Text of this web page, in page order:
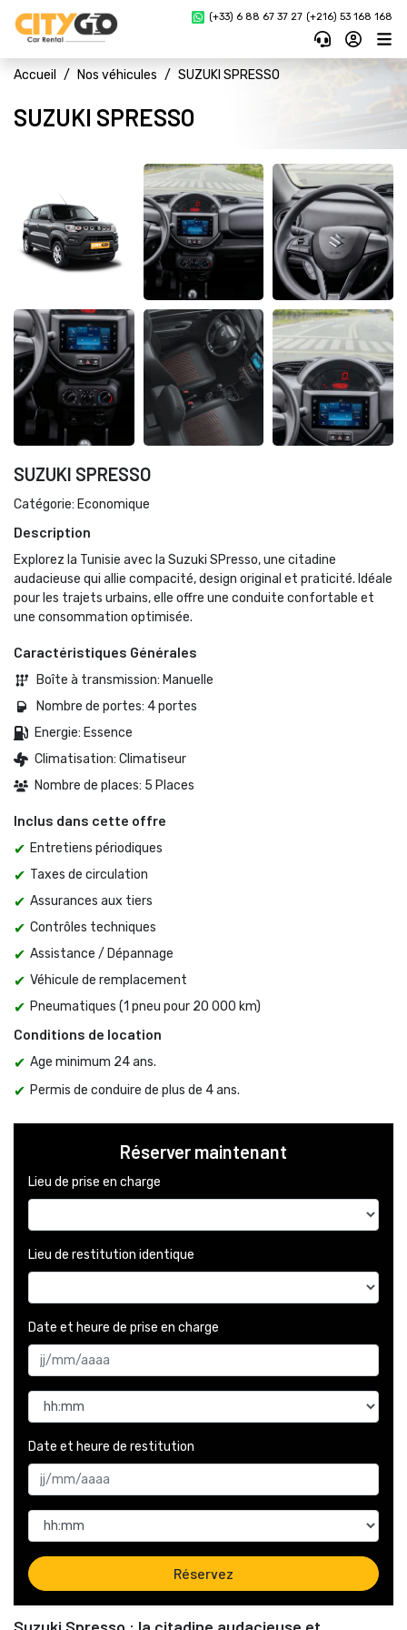
(+33) 6 88 67 37 27 (+216) 53 168 168
Accueil Nos véhicules SUZUKI SPRESSO
SUZUKI SPRESSO
SUZUKI SPRESSO
Catégorie: Economique
Description
Explorez la Tunisie avec la Suzuki SPresso, une citadine
audacieuse qui allie compacité, design original et praticité. Idéale
pour les trajets urbains, elle offre une conduite confortable et
une consommation optimisée.
Caractéristiques Générales
Boîte à transmission: Manuelle
Nombre de portes: 4 portes
Energie: Essence
Climatisation: Climatiseur
Nombre de places: 5 Places
Inclus dans cette offre
Entretiens périodiques
Taxes de circulation
Assurances aux tiers
Contrôles techniques
Assistance / Dépannage
Véhicule de remplacement
Pneumatiques (1 pneu pour 20 000 km)
Conditions de location
Age minimum 24 ans.
Permis de conduire de plus de 4 ans.
Réserver maintenant
Lieu de prise en charge
Lieu de restitution identique
Date et heure de prise en charge
Date et heure de restitution
Réservez